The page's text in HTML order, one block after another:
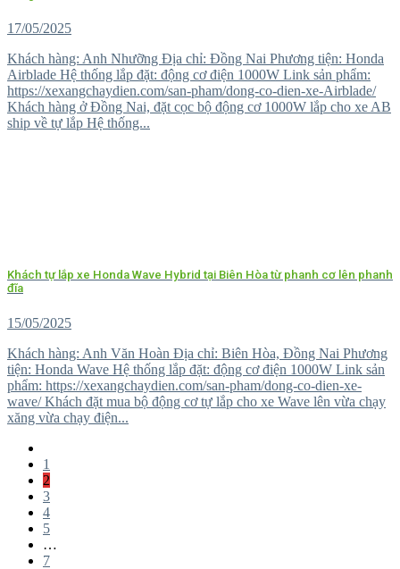
17/05/2025
Khách hàng: Anh Nhưỡng Địa chỉ: Đồng Nai Phương tiện: Honda
Airblade Hệ thống lắp đặt: động cơ điện 1000W Link sản phẩm:
https://xexangchaydien.com/san-pham/dong-co-dien-xe-Airblade/
Khách hàng ở Đồng Nai, đặt cọc bộ động cơ 1000W lắp cho xe AB
ship về tự lắp Hệ thống...
Khách tự lắp xe Honda Wave Hybrid tại Biên Hòa từ phanh cơ lên phanh
đĩa
15/05/2025
Khách hàng: Anh Văn Hoàn Địa chỉ: Biên Hòa, Đồng Nai Phương
tiện: Honda Wave Hệ thống lắp đặt: động cơ điện 1000W Link sản
phẩm: https://xexangchaydien.com/san-pham/dong-co-dien-xe-
wave/ Khách đặt mua bộ động cơ tự lắp cho xe Wave lên vừa chạy
xăng vừa chạy điện...
1
2
3
4
5
…
7